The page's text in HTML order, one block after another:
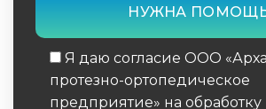
Я даю согласие ООО
протезно-ортопедическое
предприятие» на